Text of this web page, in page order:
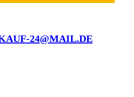
24@MAIL.DE